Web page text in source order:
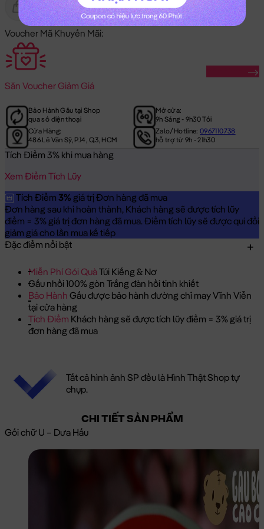
Gửi Tặng Hết Hàng
Voucher Mã Khuyến Mãi:
Săn Voucher Giảm Giá
Bảo Hành Gấu tại Shop
qua số điện thoại
Mở cửa:
9h Sáng - 9h30 Tối
Cửa Hàng:
486 Lê Văn Sỹ, P.14, Q.3, HCM
Zalo/Hotline:0967110738
hỗ trợ từ 9h - 21h30
Tích Điểm 3% khi mua hàng
Xem Điểm Tích Lũy
Tích Điểm 3% giá trị Đơn hàng đã mua
Đơn hàng sau khi hoàn thành, Khách hàng sẽ được tích lũy
điểm = 3% giá trị đơn hàng đã mua. Điểm tích lũy sẽ được qui đổi
giảm giá cho lần mua kế tiếp
Đặc điểm nổi bật
Miễn Phí Gói QuàTúi Kiếng & Nơ
Gấu nhồi 100% gòn Trắng đàn hồi tinh khiết
Bảo Hành Gấu được bảo hành đường chỉ may Vĩnh Viễn
tại cửa hàng
Tích Điểm Khách hàng sẽ được tích lũy điểm = 3% giá trị
đơn hàng đã mua
Tất cả hình ảnh SP đều là Hình Thật Shop tự
chụp.
CHI TIẾT SẢN PHẨM
Gối chữ U – Dưa Hấu